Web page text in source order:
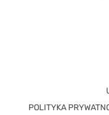
POLITYKA